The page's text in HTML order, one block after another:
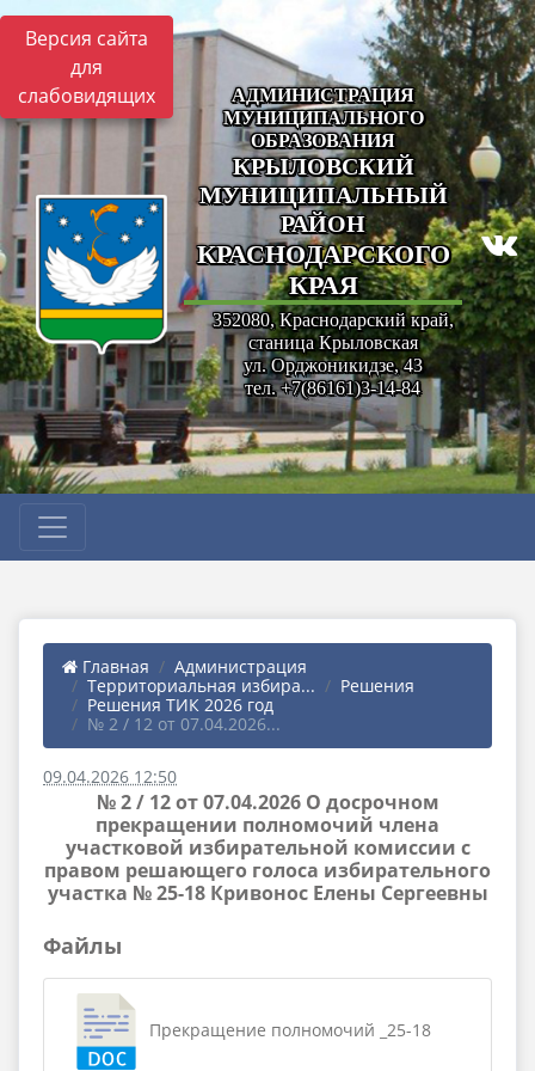
Версия сайта
для
слабовидящих
АДМИНИСТРАЦИЯ
МУНИЦИПАЛЬНОГО
ОБРАЗОВАНИЯ
КРЫЛОВСКИЙ
МУНИЦИПАЛЬНЫЙ
РАЙОН
КРАСНОДАРСКОГО
КРАЯ
352080, Краснодарский край,
станица Крыловская
ул. Орджоникидзе, 43
тел. +7(86161)3-14-84
Главная
Администрация
Территориальная избира...
Решения
Решения ТИК 2026 год
№ 2 / 12 от 07.04.2026...
09.04.2026 12:50
№ 2 / 12 от 07.04.2026 О досрочном
прекращении полномочий члена
участковой избирательной комиссии с
правом решающего голоса избирательного
участка № 25-18 Кривонос Елены Сергеевны
Файлы
Прекращение полномочий _25-18